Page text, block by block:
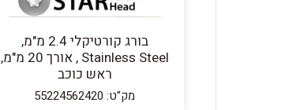
בורג קורטיקלי 2.4 מ"מ,
Stainless Steel , אורך 20 מ"מ,
ראש כוכב
מק"ט: 55224562420